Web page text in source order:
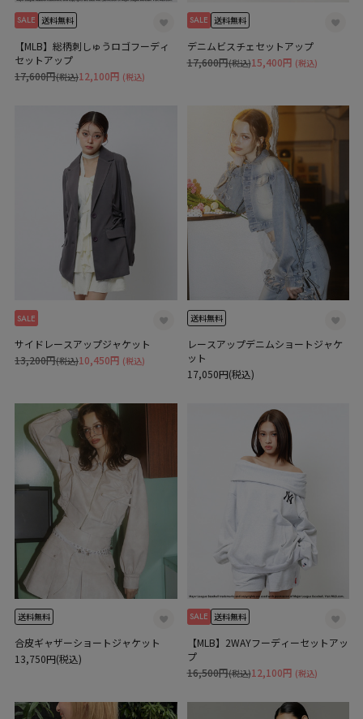
SALE 送料無料
【MLB】総柄刺しゅうロゴフーディ
セットアップ
12,100円 (税込)
17,600円(税込)
SALE 送料無料
デニムビスチェセットアップ
15,400円 (税込)
17,600円(税込)
SALE
サイドレースアップジャケット
10,450円 (税込)
13,200円(税込)
送料無料
レースアップデニムショートジャケ
ット
17,050円(税込)
送料無料
合皮ギャザーショートジャケット
13,750円(税込)
SALE 送料無料
【MLB】2WAYフーディーセットアッ
プ
12,100円 (税込)
16,500円(税込)